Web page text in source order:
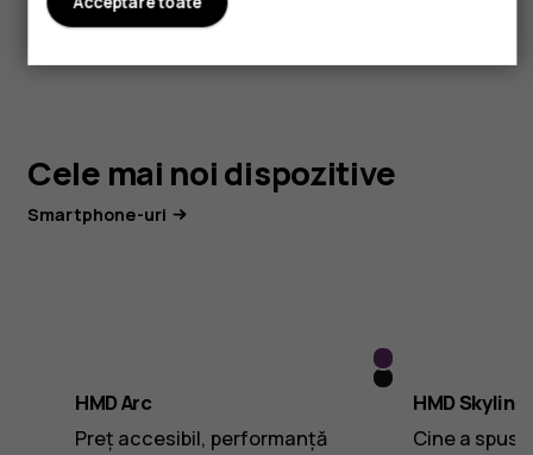
Cele mai noi dispozitive
Smartphone-uri
Electric
Purple
Shadow
Black
HMD Arc
Preț accesibil, performanță
HMD Skyline
Cine a spus